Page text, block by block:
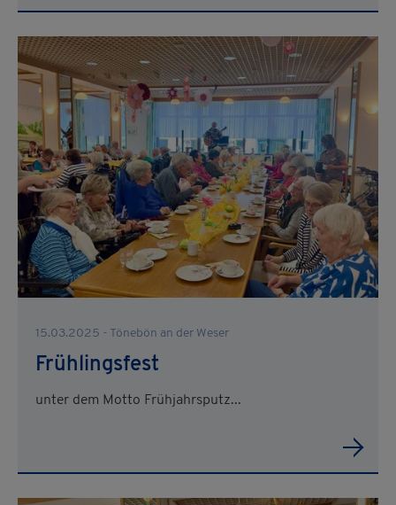
15.03.2025 - Tönebön an der Weser
Frühlingsfest
unter dem Motto Frühjahrsputz...